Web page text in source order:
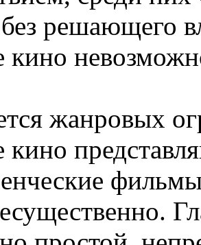
решающего
кино
жанровых
кино